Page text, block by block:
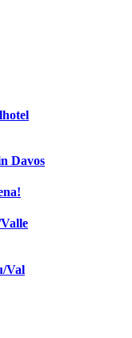
Davos
Val